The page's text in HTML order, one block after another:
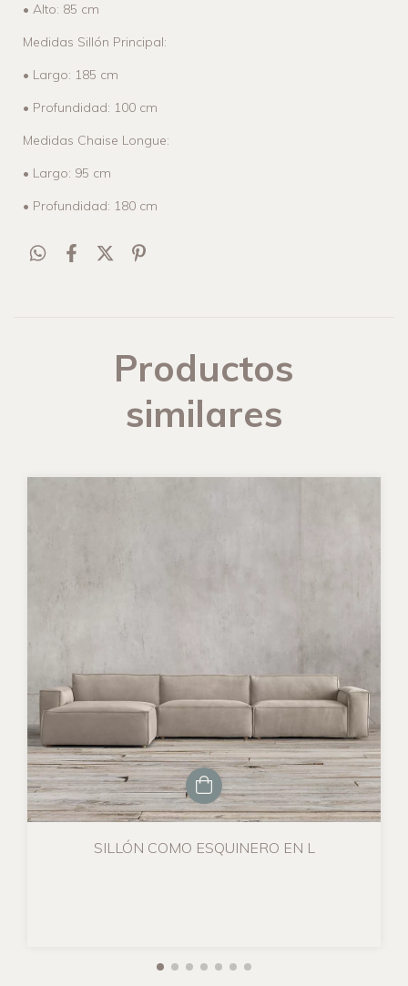
• Alto: 85 cm
Medidas Sillón Principal:
• Largo: 185 cm
• Profundidad: 100 cm
Medidas Chaise Longue:
• Largo: 95 cm
• Profundidad: 180 cm
Productos
similares
SILLÓN COMO ESQUINERO EN L